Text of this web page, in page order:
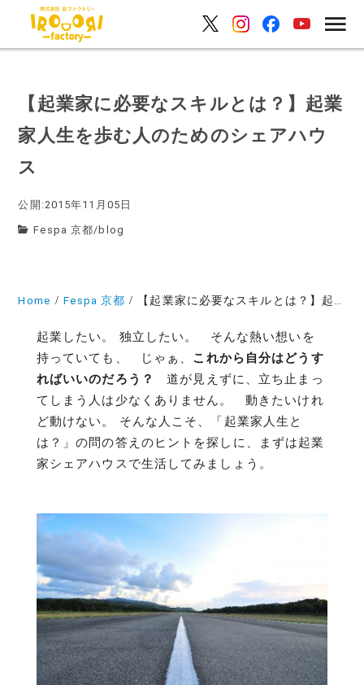
【起業家に必要なスキルとは？】起業
家人生を歩む人のためのシェアハウ
ス
公開:2015年11月05日
Fespa 京都/ blog
Home Fespa 京都 【起業家に必要なスキルとは？】起業家人生を歩む人のためのシェアハウス
起業したい。 独立したい。 そんな熱い想いを
持っていても、 じゃぁ、 これから自分はどうす
ればいいのだろう？
道が見えずに、立ち止まっ
てしまう人は少なくありません。 動きたいけれ
ど動けない。 そんな人こそ、「起業家人生と
は？」の問の答えのヒントを探しに、まずは起業
家シェアハウスで生活してみましょう。